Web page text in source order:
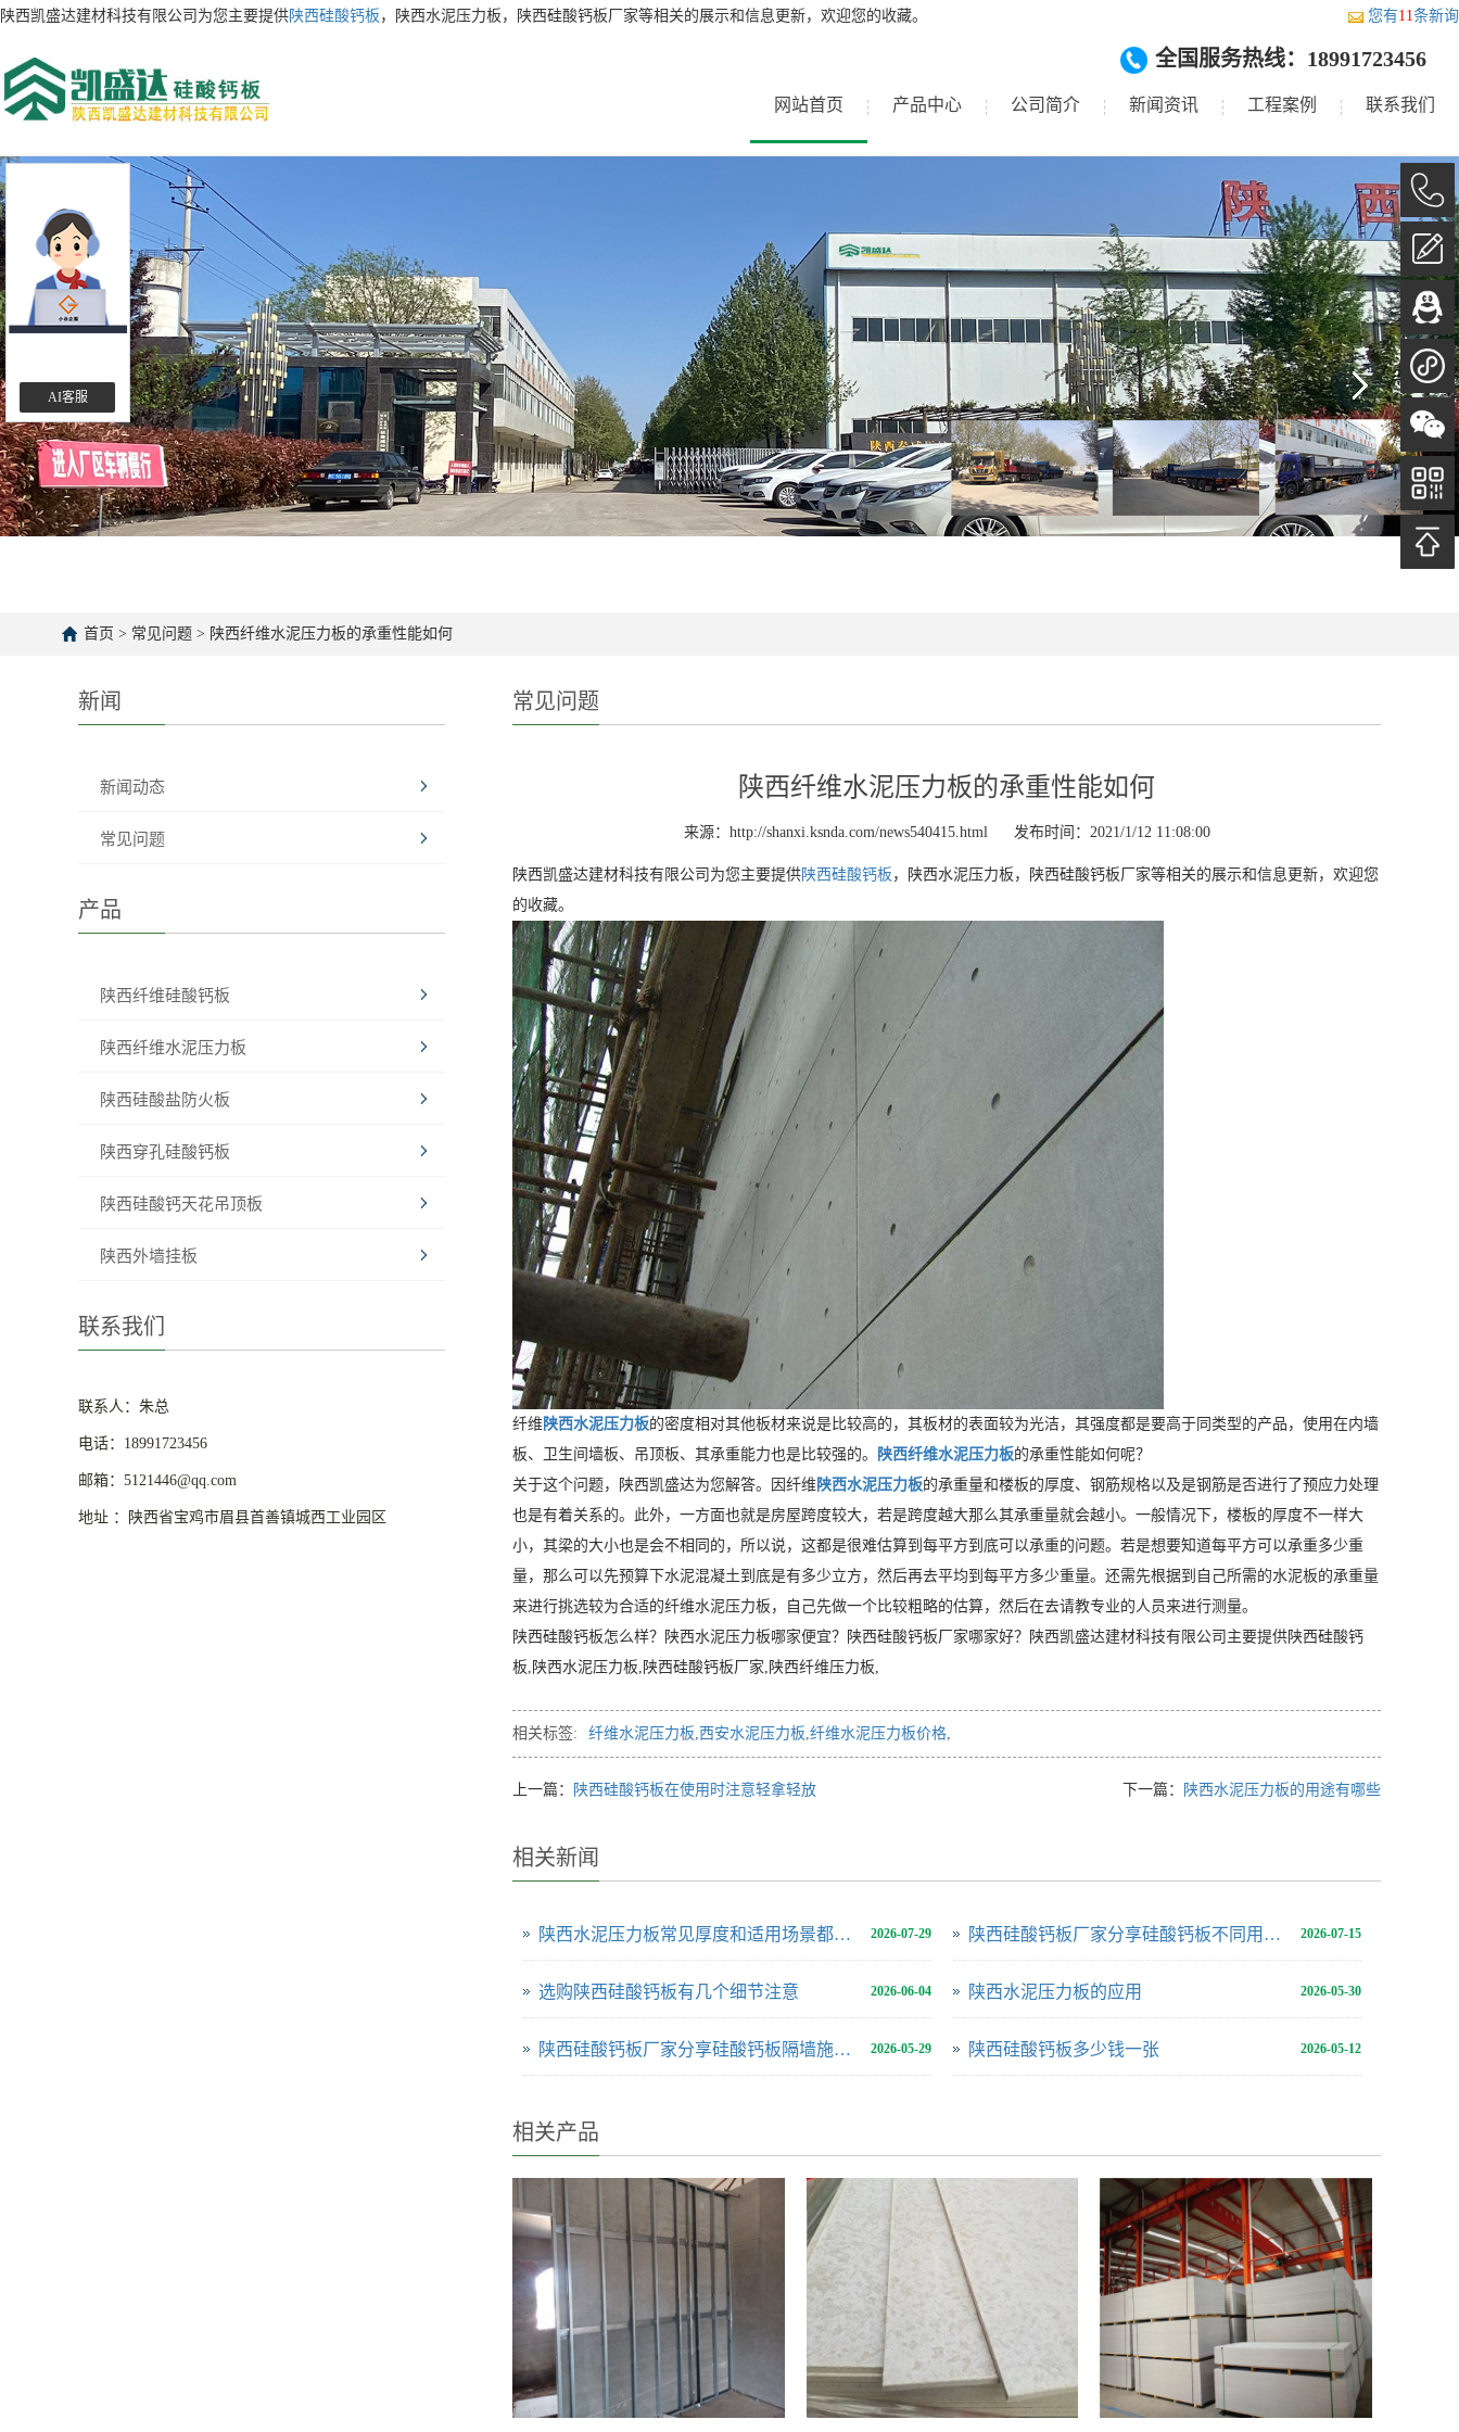
陕西凯盛达建材科技有限公司为您主要提供陕西硅酸钙板 ，陕西水泥压力板，陕西硅酸钙板厂家等相关的展示和信息更新，欢迎您的收藏。 您有11条新
网站首页 产品中心 公司简介 新闻资讯 工程案例 联系我们
全国服务热线：18991723456
首页 > 常见问题 > 陕西纤维水泥压力板的承重性能如何
新闻
新闻动态
常见问题
产品
陕西纤维硅酸钙板
陕西纤维水泥压力板
陕西硅酸盐防火板
陕西穿孔硅酸钙板
陕西硅酸钙天花吊顶板
陕西外墙挂板
联系我们
联系人：朱总
电话：18991723456
邮箱：5121446@qq.com
地址 ：陕西省宝鸡市眉县首善镇城西工业园区
常见问题
陕西纤维水泥压力板的承重性能如何
来源：http://shanxi.ksnda.com/news540415.html 发布时间：2021/1/12 11:08:00
陕西凯盛达建材科技有限公司为您主要提供陕西硅酸钙板 ，陕西水泥压力板，陕西硅酸钙板厂家等相关的展示和信息更新，欢迎您
的收藏。
纤维陕西水泥压力板的密度相对其他板材来说是比较高的，其板材的表面较为光洁，其强度都是要高于同类型的产品，使用在内墙
板、卫生间墙板、吊顶板、其承重能力也是比较强的。
陕西纤维水泥压力板的承重性能如何呢？
关于这个问题，陕西凯盛达为您解答。因纤维陕西水泥压力板的承重量和楼板的厚度、钢筋规格以及是钢筋是否进行了预应力处理
也是有着关系的。此外，一方面也就是房屋跨度较大，若是跨度越大那么其承重量就会越小。一般情况下，楼板的厚度不一样大
小，其梁的大小也是会不相同的，所以说，这都是很难估算到每平方到底可以承重的问题。若是想要知道每平方可以承重多少重
量，那么可以先预算下水泥混凝土到底是有多少立方，然后再去平均到每平方多少重量。还需先根据到自己所需的水泥板的承重量
来进行挑选较为合适的纤维水泥压力板，自己先做一个比较粗略的估算，然后在去请教专业的人员来进行测量。
陕西硅酸钙板怎么样？陕西水泥压力板哪家便宜？陕西硅酸钙板厂家哪家好？陕西凯盛达建材科技有限公司主要提供陕西硅酸钙
板,陕西水泥压力板,陕西硅酸钙板厂家,陕西纤维压力板,
相关标签: 纤维水泥压力板,西安水泥压力板,纤维水泥压力板价格,
上一篇： 陕西硅酸钙板在使用时注意轻拿轻放 下一篇： 陕西水泥压力板的用途有哪些
相关新闻
2026-07-29
陕西水泥压力板常见厚度和适用场景都有哪些？ 2026-07-15
陕西硅酸钙板厂家分享硅酸钙板不同用途用多厚合适
2026-06-04
选购陕西硅酸钙板有几个细节注意 2026-05-30
陕西水泥压力板的应用
2026-05-29
陕西硅酸钙板厂家分享硅酸钙板隔墙施工方案 2026-05-12
陕西硅酸钙板多少钱一张
相关产品
AI客服